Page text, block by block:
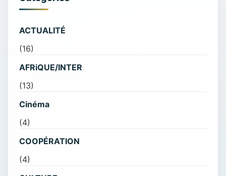
ACTUALITÉ
(16)
AFRiQUE/INTER
(13)
Cinéma
(4)
COOPÉRATION
(4)